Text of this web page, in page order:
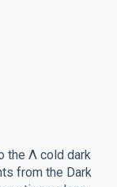
the Λ cold dark
from the Dark